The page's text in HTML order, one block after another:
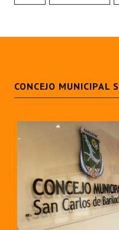
CONCEJO MUNICIPAL